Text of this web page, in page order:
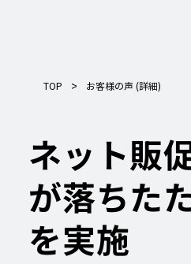
ネット販
が落ちた
を実施
TOP > お客様の声 (詳細)